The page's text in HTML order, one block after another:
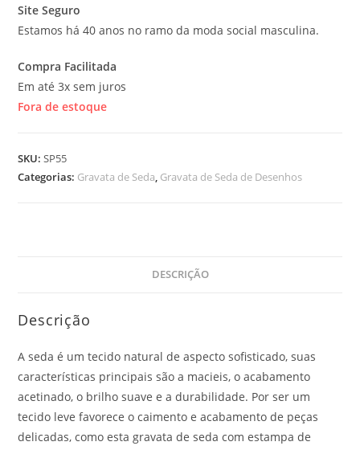
Site Seguro
Estamos há 40 anos no ramo da moda social masculina.
Compra Facilitada
Em até 3x sem juros
Fora de estoque
SKU:SP55
Categorias: Gravata de Seda, Gravata de Seda de Desenhos
DESCRIÇÃO
Descrição
A seda é um tecido natural de aspecto sofisticado, suas
características principais são a macieis, o acabamento
acetinado, o brilho suave e a durabilidade. Por ser um
tecido leve favorece o caimento e acabamento de peças
delicadas, como esta gravata de seda com estampa de